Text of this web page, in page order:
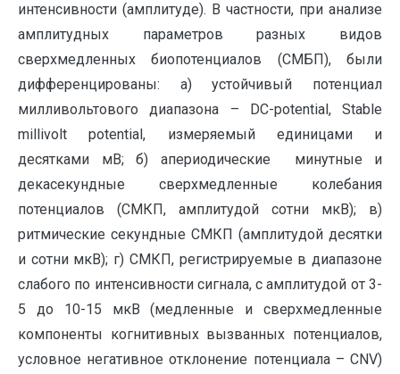
интенсивности (амплитуде). В частности, при анализе
амплитудных параметров разных видов
сверхмедленных биопотенциалов (СМБП), были
дифференцированы: а) устойчивый потенциал
милливольтового диапазона – DC-potential, Stable
millivolt potential, измеряемый единицами и
десятками мВ; б) апериодические минутные и
декасекундные сверхмедленные колебания
потенциалов (СМКП, амплитудой сотни мкВ); в)
ритмические секундные СМКП (амплитудой десятки
и сотни мкВ); г) СМКП, регистрируемые в диапазоне
слабого по интенсивности сигнала, с амплитудой от 3-
5 до 10-15 мкВ (медленные и сверхмедленные
компоненты когнитивных вызванных потенциалов,
условное негативное отклонение потенциала – CNV)